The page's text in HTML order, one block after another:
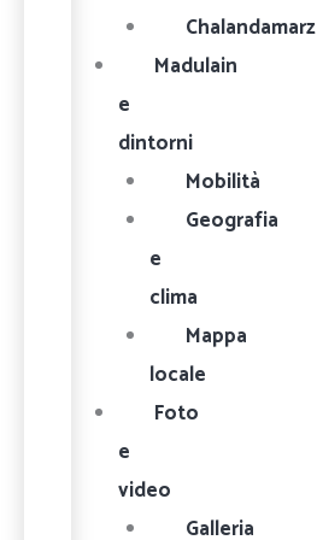
Chalandamarz
Madulain
e
dintorni
Mobilità
Geografia
e
clima
Mappa
locale
Foto
e
video
Galleria